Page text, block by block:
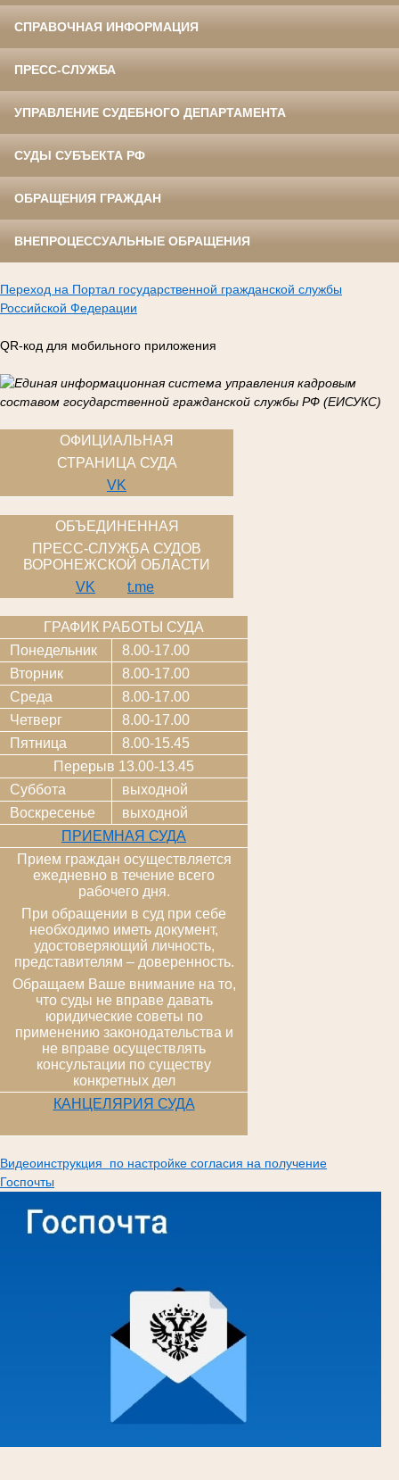
СПРАВОЧНАЯ ИНФОРМАЦИЯ
ПРЕСС-СЛУЖБА
УПРАВЛЕНИЕ СУДЕБНОГО ДЕПАРТАМЕНТА
СУДЫ СУБЪЕКТА РФ
ОБРАЩЕНИЯ ГРАЖДАН
ВНЕПРОЦЕССУАЛЬНЫЕ ОБРАЩЕНИЯ
Переход на Портал государственной гражданской службы
Российской Федерации
QR-код для мобильного приложения
ОФИЦИАЛЬНАЯ
СТРАНИЦА СУДА
VK
ОБЪЕДИНЕННАЯ
ПРЕСС-СЛУЖБА СУДОВ
ВОРОНЕЖСКОЙ ОБЛАСТИ
VK
t.me
ГРАФИК РАБОТЫ СУДА
Понедельник
8.00-17.00
Вторник
8.00-17.00
Среда
8.00-17.00
Четверг
8.00-17.00
Пятница
8.00-15.45
Перерыв 13.00-13.45
Суббота
выходной
Воскресенье
выходной
ПРИЕМНАЯ СУДА
Прием граждан осуществляется
ежедневно в течение всего
рабочего дня.
При обращении в суд при себе
необходимо иметь документ,
удостоверяющий личность,
представителям – доверенность.
Обращаем Ваше внимание на то,
что суды не вправе давать
юридические советы по
применению законодательства и
не вправе осуществлять
консультации по существу
конкретных дел
КАНЦЕЛЯРИЯ СУДА
Видеоинструкция по настройке согласия на получение
Госпочты